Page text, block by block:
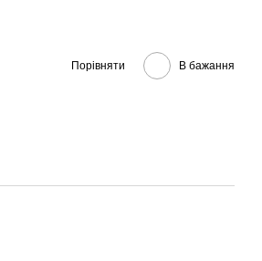
Порівняти В бажання